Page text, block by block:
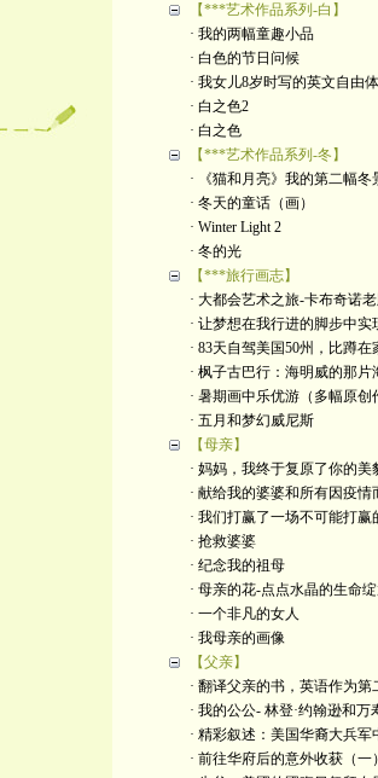
【***艺术作品系列-白】
· 我的两幅童趣小品
· 白色的节日问候
· 我女儿8岁时写的英文自由
· 白之色2
· 白之色
【***艺术作品系列-冬】
· 《猫和月亮》我的第二幅冬
· 冬天的童话（画）
· Winter Light 2
· 冬的光
【***旅行画志】
· 大都会艺术之旅-卡布奇诺
· 让梦想在我行进的脚步中实
· 83天自驾美国50州，比蹲在
· 枫子古巴行：海明威的那片
· 暑期画中乐优游（多幅原创
· 五月和梦幻威尼斯
【母亲】
· 妈妈，我终于复原了你的美
· 献给我的婆婆和所有因疫情
· 我们打赢了一场不可能打赢
· 抢救婆婆
· 纪念我的祖母
· 母亲的花-点点水晶的生命
· 一个非凡的女人
· 我母亲的画像
【父亲】
· 翻译父亲的书，英语作为第
· 我的公公- 林登·约翰逊和万
· 精彩叙述：美国华裔大兵军
· 前往华府后的意外收获（一）